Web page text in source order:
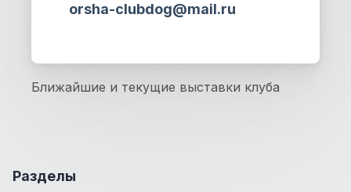
orsha-clubdog@mail.ru
Ближайшие и текущие выставки клуба
Разделы